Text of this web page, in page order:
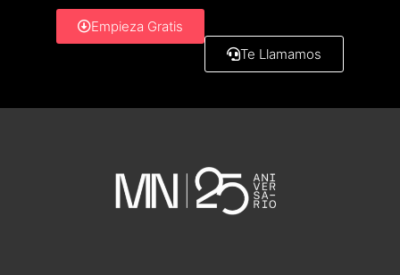
Empieza Gratis
Te Llamamos